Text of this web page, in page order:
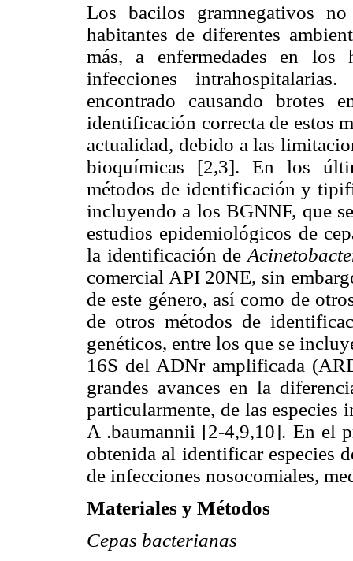
Los bacilos gramnegativos
habitantes de diferentes
más, a enfermedades en los
infecciones
encontrado causando brotes
identificación correcta de estos
actualidad, debido a las
bioquímicas [2,3]. En los
métodos de identificación y
incluyendo a los BGNNF, que
estudios epidemiológicos de
la identificación de
comercial API 20NE, sin
de este género, así como de
de otros métodos de
genéticos, entre los que se
16S del ADNr amplificada
grandes avances en la
particularmente, de las
A .baumannii [2-4,9,10]. En el
obtenida al identificar especies
de infecciones nosocomiales,
Materiales y Métodos
Cepas bacterianas